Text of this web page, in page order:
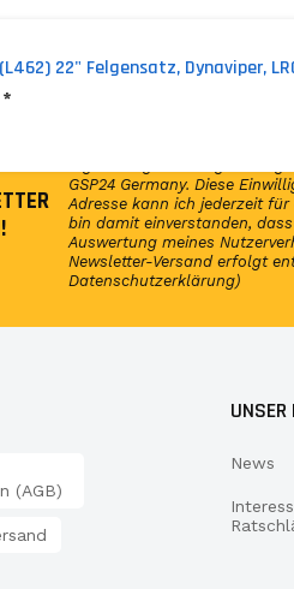
(L462) 22" Felgensatz, Dynaviper,
GSP24 Germany. Diese
Adresse kann ich jederzeit
bin damit einverstanden,
Auswertung meines
Newsletter-Versand erfolgt
Datenschutzerklärung)
(AGB)
UNSER
News